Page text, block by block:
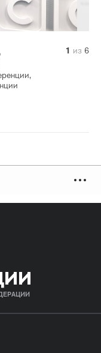
1 из 6
2 из 6
3 из 6
4 из 6
5 из 6
6 из 6